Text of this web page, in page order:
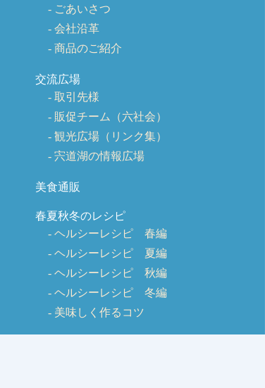
ごあいさつ
会社沿革
商品のご紹介
交流広場
取引先様
販促チーム（六社会）
観光広場（リンク集）
宍道湖の情報広場
美食通販
春夏秋冬のレシピ
ヘルシーレシピ 春編
ヘルシーレシピ 夏編
ヘルシーレシピ 秋編
ヘルシーレシピ 冬編
美味しく作るコツ